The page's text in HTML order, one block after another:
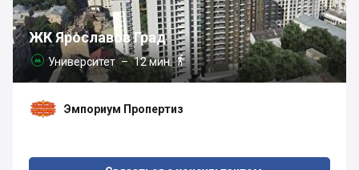
ЖК Ярославов Град
 Университет– 12 мин.
Эмпориум Пропертиз